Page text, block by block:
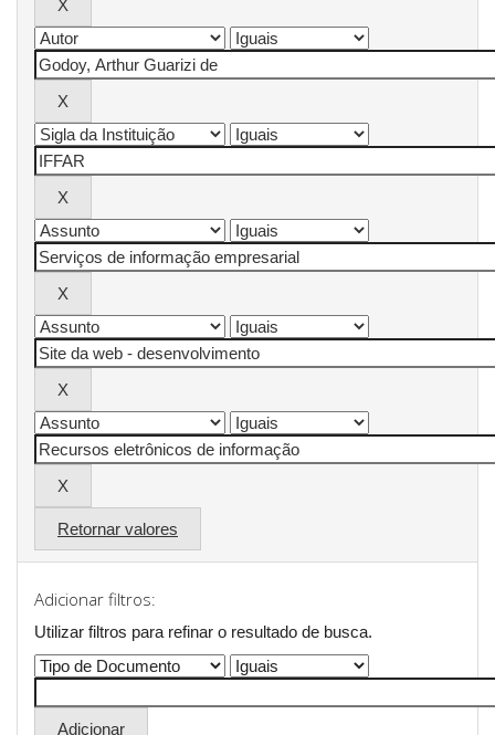
Retornar valores
Adicionar filtros:
Utilizar filtros para refinar o resultado de busca.